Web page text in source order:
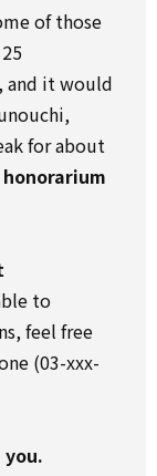
of those
and it would
for about
honorarium
to
feel free
(03-xxx-